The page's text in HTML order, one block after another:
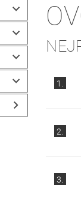
1.
2.
3.